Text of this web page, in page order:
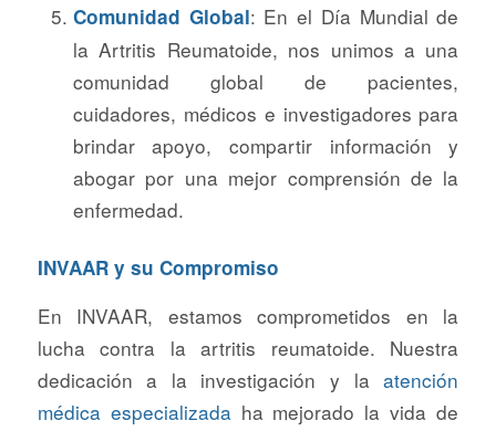
Comunidad Global: En el Día Mundial de
la Artritis Reumatoide, nos unimos a una
comunidad global de pacientes,
cuidadores, médicos e investigadores para
brindar apoyo, compartir información y
abogar por una mejor comprensión de la
enfermedad.
INVAAR y su Compromiso
En INVAAR, estamos comprometidos en la
lucha contra la artritis reumatoide. Nuestra
dedicación a la investigación y laatención
médica especializadaha mejorado la vida de